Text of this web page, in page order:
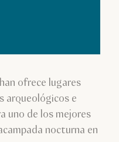
ofrece lugares
arqueológicos e
uno de los mejores
nocturna en